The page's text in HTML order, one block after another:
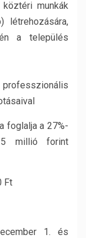
munkák
létrehozására,
a település
foglalja a 27%-
millió forint
Ft
1. és